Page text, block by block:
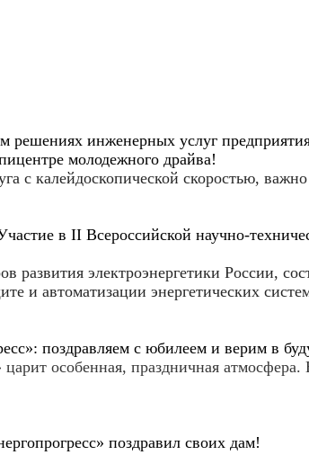
решениях инженерных услуг
молодежного драйва!
с калейдоскопической скоростью,
в II Всероссийской научно-
электроэнергетики России,
и автоматизации энергетических
поздравляем с юбилеем и верим в
особенная, праздничная
поздравил своих дам!